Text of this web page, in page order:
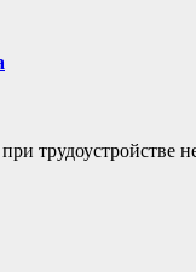
трудоустройстве